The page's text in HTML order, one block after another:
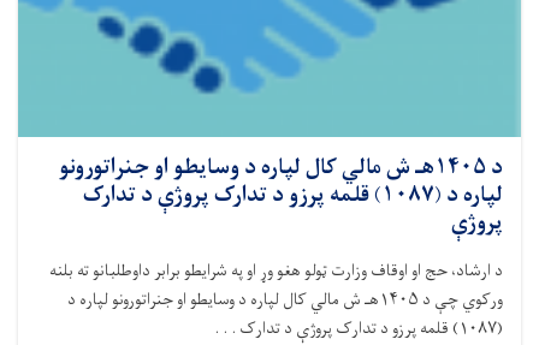
د ۱۴۰۵هـ ش مالي کال لپاره د وسایطو او جنراتورونو
لپاره د (۱۰۸۷) قلمه پرزو د تدارک پروژې د تدارک
پروژې
د ارشاد، حج او اوقاف وزارت ټولو هغو وړ او په شرایطو برابر داوطلبانو ته بلنه
ورکوي چې د ۱۴۰۵هـ ش مالي کال لپاره د وسایطو او جنراتورونو لپاره د
(۱۰۸۷) قلمه پرزو د تدارک پروژې د تدارک . . .